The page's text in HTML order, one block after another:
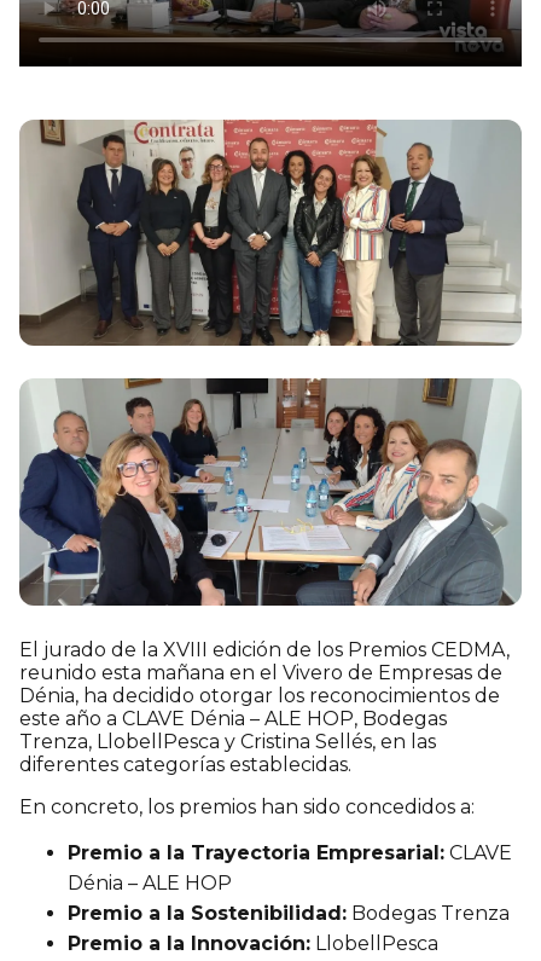
El jurado de la XVIII edición de los Premios CEDMA,
reunido esta mañana en el Vivero de Empresas de
Dénia, ha decidido otorgar los reconocimientos de
este año a CLAVE Dénia – ALE HOP, Bodegas
Trenza, LlobellPesca y Cristina Sellés, en las
diferentes categorías establecidas.
En concreto, los premios han sido concedidos a:
Premio a la Trayectoria Empresarial: CLAVE
Dénia – ALE HOP
Premio a la Sostenibilidad: Bodegas Trenza
Premio a la Innovación: LlobellPesca